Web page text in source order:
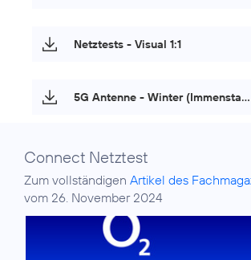
Netztests - Visual 1:1
5G Antenne - Winter (Immenstadt)
Connect Netztest
Zum vollständigen Artikel des
vom 26. November 2024